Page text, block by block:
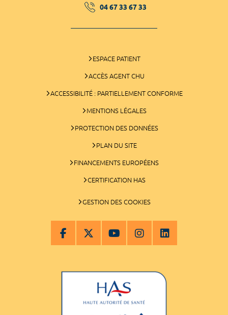
04 67 33 67 33
ESPACE PATIENT
ACCÈS AGENT CHU
ACCESSIBILITÉ : PARTIELLEMENT CONFORME
MENTIONS LÉGALES
PROTECTION DES DONNÉES
PLAN DU SITE
FINANCEMENTS EUROPÉENS
CERTIFICATION HAS
GESTION DES COOKIES